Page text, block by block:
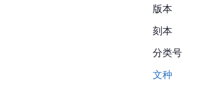
版本
刻本
分类号
文种